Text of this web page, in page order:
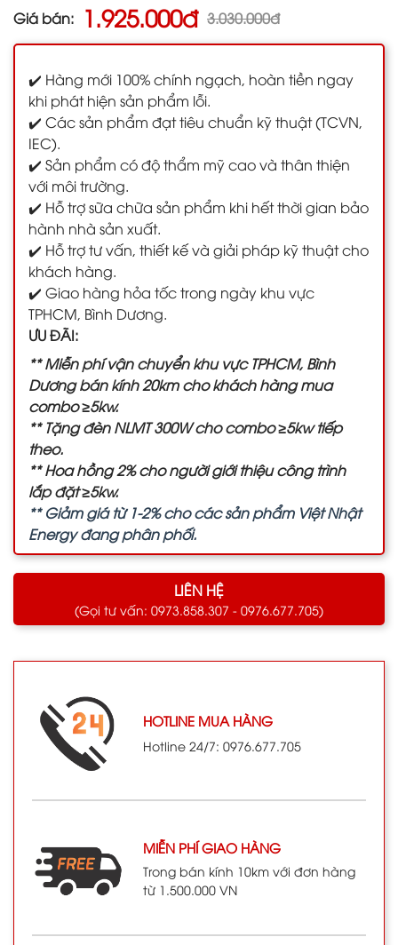
Giá bán: 1.925.000đ 3.030.000đ
✔️ Hàng mới 100% chính ngạch, hoàn tiền ngay
khi phát hiện sản phẩm lỗi.
✔️ Các sản phẩm đạt tiêu chuẩn kỹ thuật (TCVN,
IEC).
✔️ Sản phẩm có độ thẩm mỹ cao và thân thiện
với môi trường.
✔️ Hỗ trợ sữa chữa sản phẩm khi hết thời gian bảo
hành nhà sản xuất.
✔️ Hỗ trợ tư vấn, thiết kế và giải pháp kỹ thuật cho
khách hàng.
✔️ Giao hàng hỏa tốc trong ngày khu vực
TPHCM, Bình Dương.
ƯU ĐÃI:
** Miễn phí vận chuyển khu vực TPHCM, Bình
Dương bán kính 20km cho khách hàng mua
combo ≥5kw.
** Tặng đèn NLMT 300W cho combo ≥5kw tiếp
theo.
** Hoa hồng 2% cho người giới thiệu công trình
lắp đặt ≥5kw.
** Giảm giá từ 1-2% cho các sản phẩm Việt Nhật
Energy đang phân phối.
LIÊN HỆ
(Gọi tư vấn: 0973.858.307 - 0976.677.705)
HOTLINE MUA HÀNG
Hotline 24/7: 0976.677.705
MIỄN PHÍ GIAO HÀNG
Trong bán kính 10km với đơn hàng
từ 1.500.000 VN